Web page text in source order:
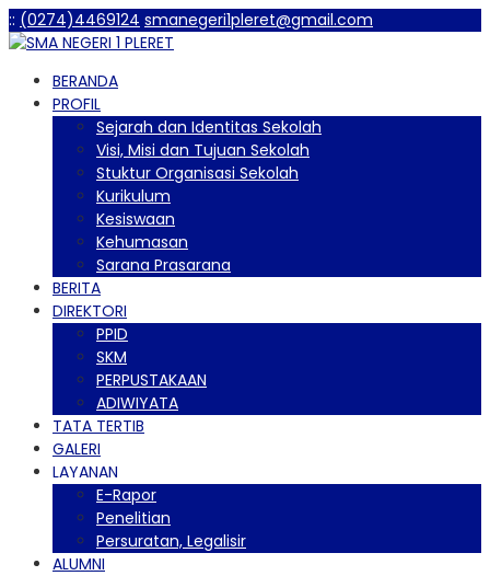
:: (0274)4469124 smanegeri1pleret@gmail.com
BERANDA
PROFIL
Sejarah dan Identitas Sekolah
Visi, Misi dan Tujuan Sekolah
Stuktur Organisasi Sekolah
Kurikulum
Kesiswaan
Kehumasan
Sarana Prasarana
BERITA
DIREKTORI
PPID
SKM
PERPUSTAKAAN
ADIWIYATA
TATA TERTIB
GALERI
LAYANAN
E-Rapor
Penelitian
Persuratan, Legalisir
ALUMNI